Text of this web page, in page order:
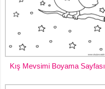
Kış Mevsimi Boyama Sayfası